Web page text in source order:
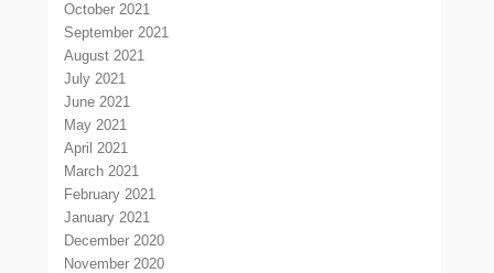
October 2021
September 2021
August 2021
July 2021
June 2021
May 2021
April 2021
March 2021
February 2021
January 2021
December 2020
November 2020